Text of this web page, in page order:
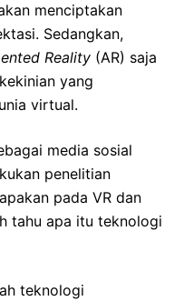
menciptakan
Sedangkan,
Reality (AR) saja
yang
virtual.
media sosial
penelitian
pada VR dan
tahu apa itu teknologi
teknologi